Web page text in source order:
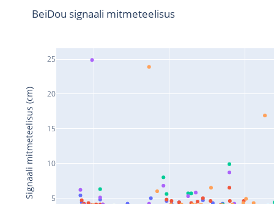
5
10
15
20
25
BeiDou signaali mitmeteelisus
Signaali mitmeteelisus (cm)